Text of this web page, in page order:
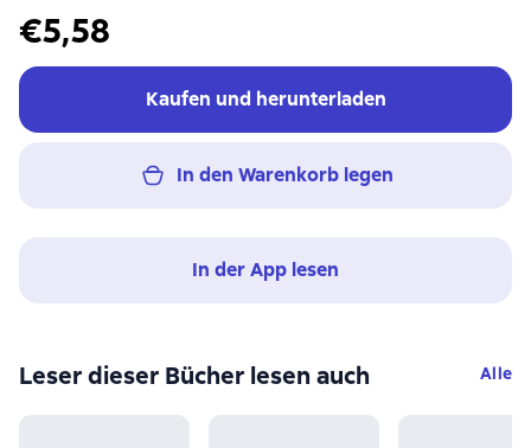
€5,58
Kaufen und herunterladen
In den Warenkorb legen
In der App lesen
Leser dieser Bücher lesen auch Alle